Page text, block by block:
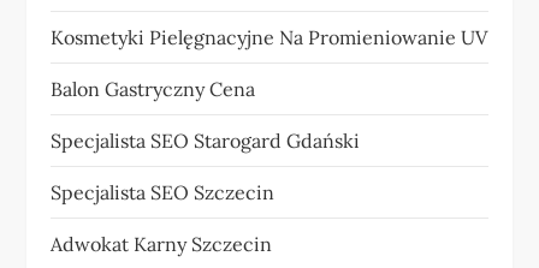
Kosmetyki Pielęgnacyjne Na Promieniowanie UV
Balon Gastryczny Cena
Specjalista SEO Starogard Gdański
Specjalista SEO Szczecin
Adwokat Karny Szczecin